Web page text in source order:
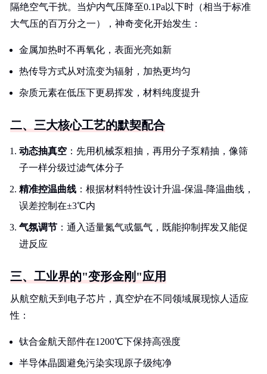
隔绝空气干扰。当炉内气压降至0.1Pa以下时（相当于标准
大气压的百万分之一），神奇变化开始发生：
金属加热时不再氧化，表面光亮如新
热传导方式从对流变为辐射，加热更均匀
杂质元素在低压下更易挥发，材料纯度提升
二、三大核心工艺的默契配合
动态抽真空 ：先用机械泵粗抽，再用分子泵精抽，像筛
子一样分级过滤气体分子
精准控温曲线 ：根据材料特性设计升温-保温-降温曲线，
误差控制在±3℃内
气氛调节 ：通入适量氮气或氩气，既能抑制挥发又能促
进反应
三、工业界的"变形金刚"应用
从航空航天到电子芯片，真空炉在不同领域展现惊人适应
性：
钛合金航天部件在1200℃下保持高强度
半导体晶圆避免污染实现原子级纯净